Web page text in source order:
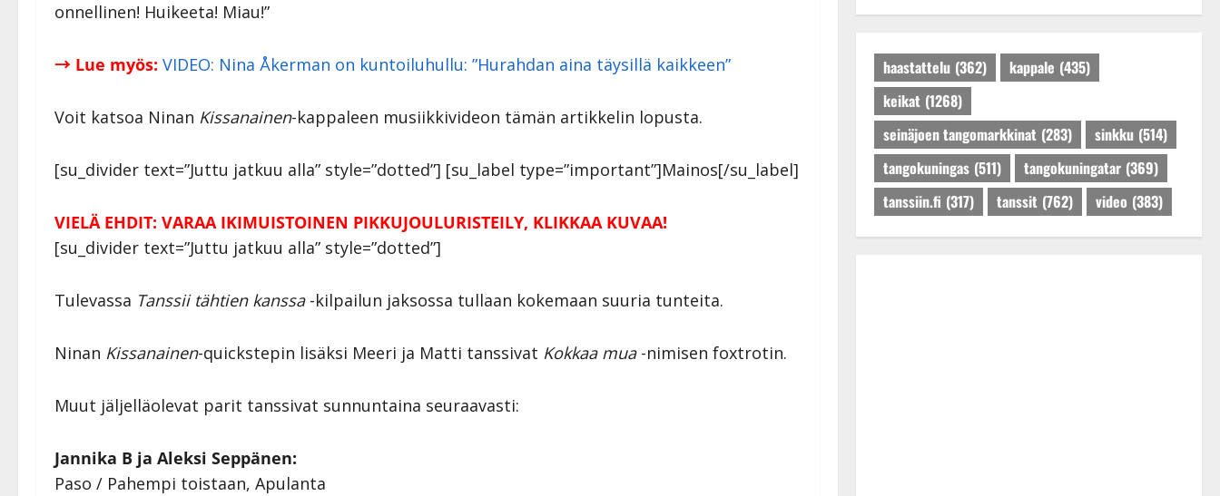
onnellinen! Huikeeta! Miau!”
→ Lue myös: VIDEO: Nina Åkerman on kuntoiluhullu: ”Hurahdan aina täysillä kaikkeen”
Voit katsoa Ninan Kissanainen-kappaleen musiikkivideon tämän artikkelin lopusta.
[su_divider text=”Juttu jatkuu alla” style=”dotted”] [su_label type=”important”]Mainos[/su_label]
VIELÄ EHDIT: VARAA IKIMUISTOINEN PIKKUJOULURISTEILY, KLIKKAA KUVAA!
[su_divider text=”Juttu jatkuu alla” style=”dotted”]
Tulevassa Tanssii tähtien kanssa-kilpailun jaksossa tullaan kokemaan suuria tunteita.
Ninan Kissanainen-quickstepin lisäksi Meeri ja Matti tanssivat Kokkaa mua-nimisen foxtrotin.
Muut jäljelläolevat parit tanssivat sunnuntaina seuraavasti:
Jannika B ja Aleksi Seppänen:
Paso / Pahempi toistaan, Apulanta
Tanssiin.fi
Julkaistu: 27.4.2025 |
haastattelu (362) kappale (435)
keikat (1268)
seinäjoen tangomarkkinat (283) sinkku (514)
tangokuningas (511) tangokuningatar (369)
tanssiin.fi (317) tanssit (762) video (383)